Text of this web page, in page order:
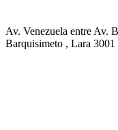
Av. Venezuela entre Av.
Barquisimeto , Lara 3001